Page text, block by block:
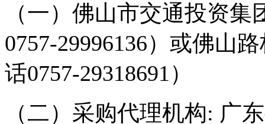
（一）佛山市交通投资
0757-29996136）或佛山
话0757-29318691）
（二）采购代理机构: 广